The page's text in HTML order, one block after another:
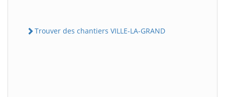
Trouver des chantiers VILLE-LA-GRAND